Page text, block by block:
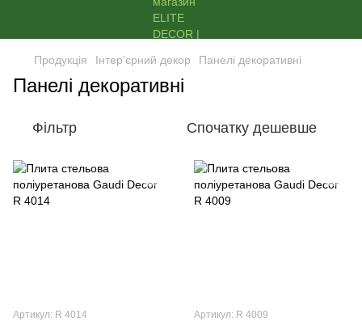
Продукція Інтер'єрний декор Панелі декоративні
Панелі декоративні
Фільтр Спочатку дешевше
Артикул: R 4014 Артикул: R 4009